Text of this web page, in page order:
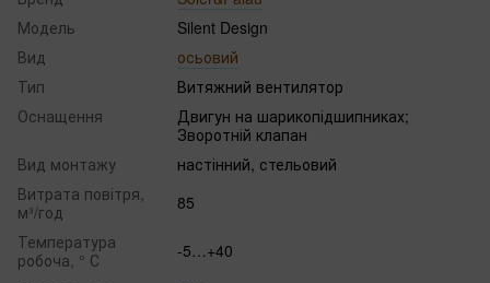
Модель
Silent Design
Вид
осьовий
Тип
Витяжний вентилятор
Оснащення
Двигун на шарикопідшипниках;
Зворотній клапан
Вид монтажу
настінний, стельовий
Витрата повітря,
м³/год
85
Температура
робоча, ° С
-5…+40